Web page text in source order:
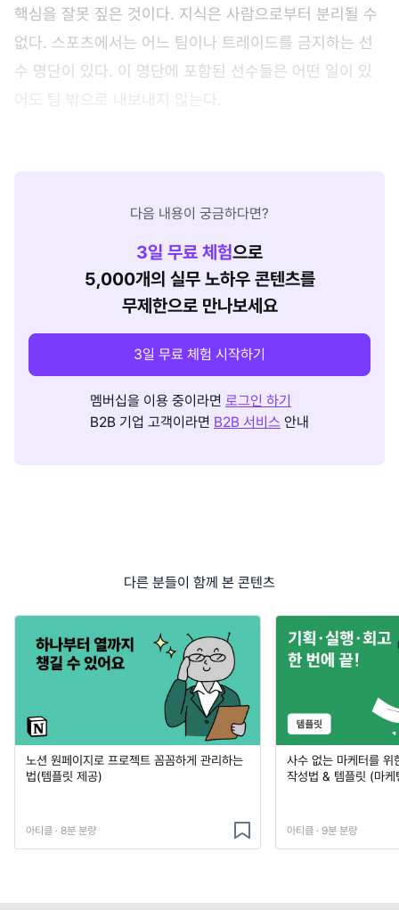
핵심을 잘못 짚은 것이다. 지식은 사람으로부터 분리될 수
없다. 스포츠에서는 어느 팀이나 트레이드를 금지하는 선
수 명단이 있다. 이 명단에 포함된 선수들은 어떤 일이 있
어도 팀 밖으로 내보내지 않는다.
다음 내용이 궁금하다면?
3일 무료 체험으로
5,000개의 실무 노하우 콘텐츠를
무제한으로 만나보세요
3일 무료 체험 시작하기
멤버십을 이용 중이라면 로그인 하기
B2B 기업 고객이라면 B2B 서비스 안내
다른 분들이 함께 본 콘텐츠
노션 원페이지로 프로젝트 꼼꼼하게 관리하는
법(템플릿 제공)
아티클 · 8분 분량
사수 없는 마케터를 위
작성법 & 템플릿 (마
아티클 · 9분 분량